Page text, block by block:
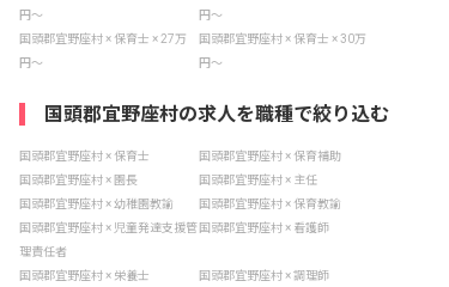
円〜
円〜
国頭郡宜野座村 × 保育士 × 27万
円〜
国頭郡宜野座村 × 保育士 × 30万
円〜
国頭郡宜野座村の求人を職種で絞り込む
国頭郡宜野座村 × 保育士
国頭郡宜野座村 × 保育補助
国頭郡宜野座村 × 園長
国頭郡宜野座村 × 主任
国頭郡宜野座村 × 幼稚園教諭
国頭郡宜野座村 × 保育教諭
国頭郡宜野座村 × 児童発達支援管
理責任者
国頭郡宜野座村 × 看護師
国頭郡宜野座村 × 栄養士 国頭郡宜野座村 × 調理師